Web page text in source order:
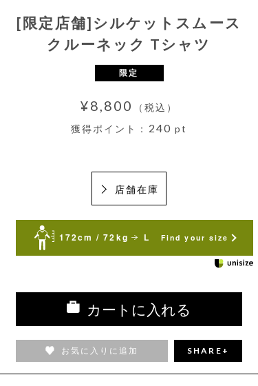
[限定店舗]シルケットスムース
クルーネック Tシャツ
限定
¥8,800
（税込）
獲得ポイント： 240 pt
店舗在庫
172cm / 72kg L Find your size
カートに入れる
お気に入りに追加 SHARE+